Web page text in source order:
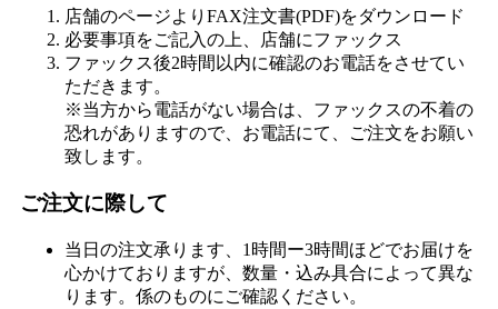
店舗のページよりFAX注文書(PDF)をダウンロード
必要事項をご記入の上、店舗にファックス
ファックス後2時間以内に確認のお電話をさせてい
ただきます。
※当方から電話がない場合は、ファックスの不着の
恐れがありますので、お電話にて、ご注文をお願い
致します。
ご注文に際して
当日の注文承ります、1時間ー3時間ほどでお届けを
心かけておりますが、数量・込み具合によって異な
ります。係のものにご確認ください。